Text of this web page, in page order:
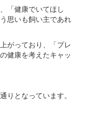
「健康でいてほし
思いも飼い主であれ
がっており、「プレ
健康を考えたキャッ
りとなっています。